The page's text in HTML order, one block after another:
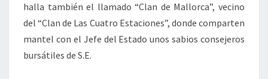
halla también el llamado “Clan de Mallorca”, vecino
del “Clan de Las Cuatro Estaciones”, donde comparten
mantel con el Jefe del Estado unos sabios consejeros
bursátiles de S.E.